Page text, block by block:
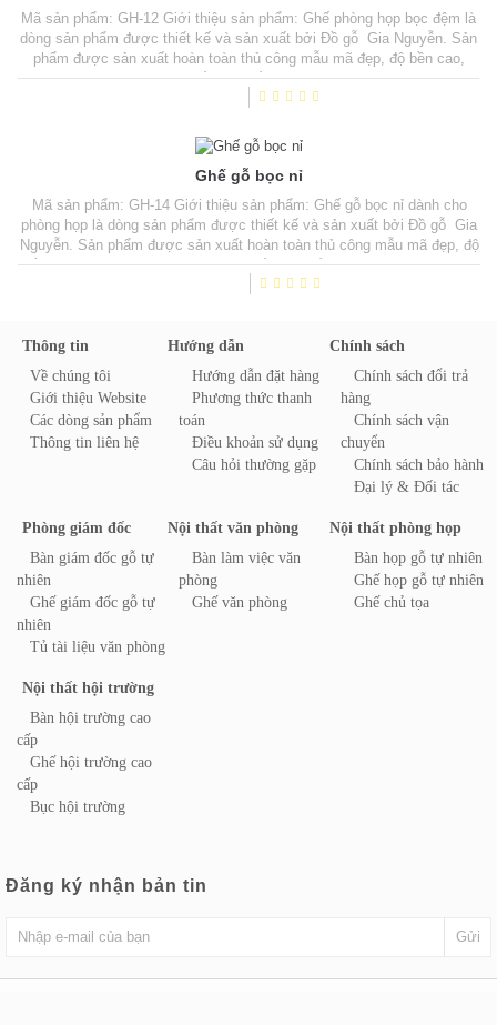
Mã sản phẩm: GH-12 Giới thiệu sản phẩm: Ghế phòng họp bọc đệm là
dòng sản phẩm được thiết kế và sản xuất bởi Đồ gỗ Gia Nguyễn. Sản
phẩm được sản xuất hoàn toàn thủ công mẫu mã đẹp, độ bền cao,
đường nét đục chạm tinh tế. Mặt ngồi và tựa lưng nệm mút đúc, bọc
Nỉ. Chất liệu gỗ tự nhiên 100% sơn phủ PU cao cấp, Sản phẩm có thể
Ghế gỗ bọc nỉ
Mã sản phẩm: GH-14 Giới thiệu sản phẩm: Ghế gỗ bọc nỉ dành cho
phòng họp là dòng sản phẩm được thiết kế và sản xuất bởi Đồ gỗ Gia
Nguyễn. Sản phẩm được sản xuất hoàn toàn thủ công mẫu mã đẹp, độ
bền cao, đường nét đục chạm tinh tế. Mặt ngồi và tựa lưng nệm mút
đúc, bọc Nỉ. Chất liệu gỗ tự nhiên 100% sơn phủ PU cao cấp, Sản
Thông tin
Về chúng tôi
Giới thiệu Website
Các dòng sản phẩm
Thông tin liên hệ
Hướng dẫn
Hướng dẫn đặt hàng
Phương thức thanh
toán
Điều khoản sử dụng
Câu hỏi thường gặp
Chính sách
Chính sách đổi trả
hàng
Chính sách vận
chuyển
Chính sách bảo hành
Đại lý & Đối tác
Phòng giám đốc
Bàn giám đốc gỗ tự
nhiên
Ghế giám đốc gỗ tự
nhiên
Tủ tài liệu văn phòng
Nội thất văn phòng
Bàn làm việc văn
phòng
Ghế văn phòng
Nội thất phòng họp
Bàn họp gỗ tự nhiên
Ghế họp gỗ tự nhiên
Ghế chủ tọa
Nội thất hội trường
Bàn hội trường cao
cấp
Ghế hội trường cao
cấp
Bục hội trường
Đăng ký nhận bản tin